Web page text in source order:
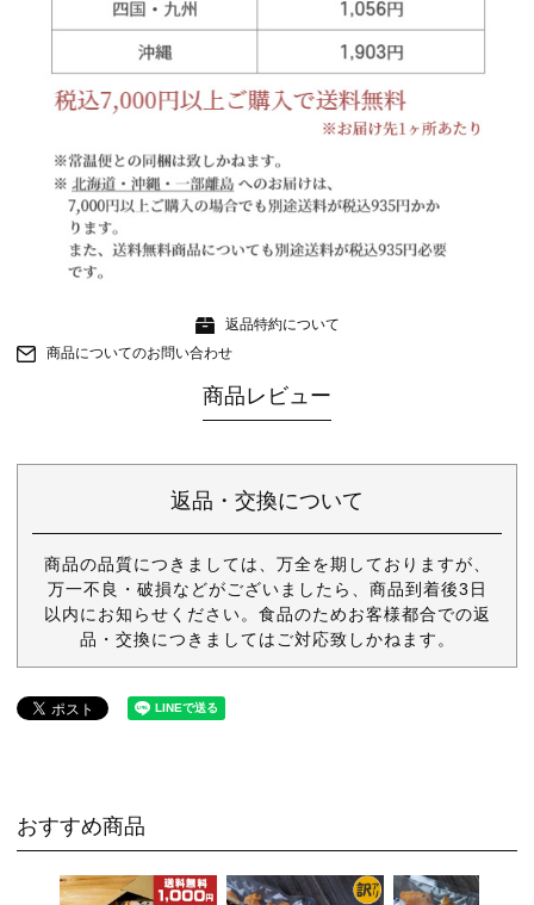
返品特約について
商品についてのお問い合わせ
商品レビュー
返品・交換について
商品の品質につきましては、万全を期しておりますが、
万一不良・破損などがございましたら、商品到着後3日
以内にお知らせください。食品のためお客様都合での返
品・交換につきましてはご対応致しかねます。
おすすめ商品